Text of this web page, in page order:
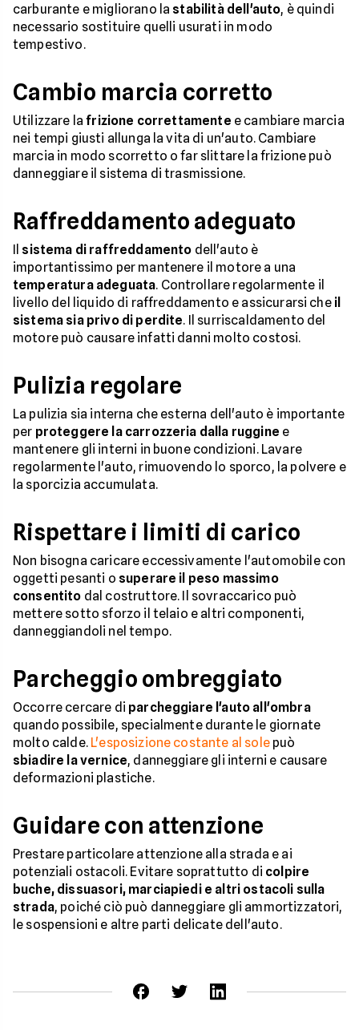
carburante e migliorano la stabilità dell'auto, è quindi
necessario sostituire quelli usurati in modo
tempestivo.
Cambio marcia corretto
Utilizzare lafrizione correttamente e cambiare marcia
nei tempi giusti allunga la vita di un'auto. Cambiare
marcia in modo scorretto o far slittare la frizione può
danneggiare il sistema di trasmissione.
Raffreddamento adeguato
Il sistema di raffreddamento dell'auto è
importantissimo per mantenere il motore a una
temperatura adeguata. Controllare regolarmente il
livello del liquido di raffreddamento e assicurarsi che il
sistema sia privo di perdite. Il surriscaldamento del
motore può causare infatti danni molto costosi.
Pulizia regolare
La pulizia sia interna che esterna dell'auto è importante
per proteggere la carrozzeria dalla ruggine e
mantenere gli interni in buone condizioni. Lavare
regolarmente l'auto, rimuovendo lo sporco, la polvere e
la sporcizia accumulata.
Rispettare i limiti di carico
Non bisogna caricare eccessivamente l'automobile con
oggetti pesanti o superare il peso massimo
consentito dal costruttore. Il sovraccarico può
mettere sotto sforzo il telaio e altri componenti,
danneggiandoli nel tempo.
Parcheggio ombreggiato
Occorre cercare di parcheggiare l'auto all'ombra
quando possibile, specialmente durante le giornate
molto calde. L'esposizione costante al solepuò
sbiadire la vernice, danneggiare gli interni e causare
deformazioni plastiche.
Guidare con attenzione
Prestare particolare attenzione alla strada e ai
potenziali ostacoli. Evitare soprattutto di colpire
buche, dissuasori, marciapiedi e altri ostacoli sulla
strada, poiché ciò può danneggiare gli ammortizzatori,
le sospensioni e altre parti delicate dell'auto.